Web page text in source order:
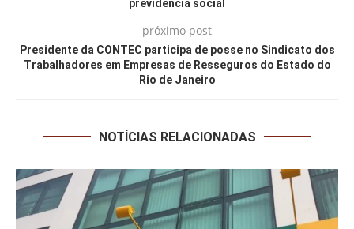
previdência social
próximo post
Presidente da CONTEC participa de posse no Sindicato dos
Trabalhadores em Empresas de Resseguros do Estado do
Rio de Janeiro
NOTÍCIAS RELACIONADAS